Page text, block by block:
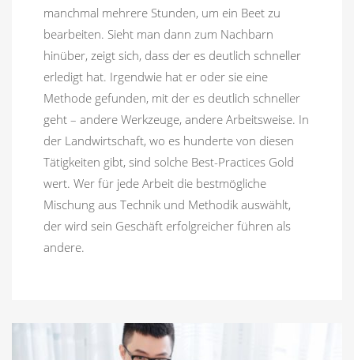
manchmal mehrere Stunden, um ein Beet zu
bearbeiten. Sieht man dann zum Nachbarn
hinüber, zeigt sich, dass der es deutlich schneller
erledigt hat. Irgendwie hat er oder sie eine
Methode gefunden, mit der es deutlich schneller
geht – andere Werkzeuge, andere Arbeitsweise. In
der Landwirtschaft, wo es hunderte von diesen
Tätigkeiten gibt, sind solche Best-Practices Gold
wert. Wer für jede Arbeit die bestmögliche
Mischung aus Technik und Methodik auswählt,
der wird sein Geschäft erfolgreicher führen als
andere.